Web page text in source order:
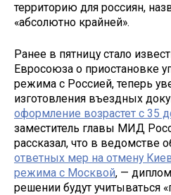
территорию для россиян,
«абсолютно крайней».
Ранее в пятницу стало
Евросоюза о приостановке
режима с Россией, теперь
изготовления въездных
оформление возрастет с 35
заместитель главы МИД
рассказал, что в ведомстве
ответных мер на отмену
режима с Москвой, —
решении будут учитываться